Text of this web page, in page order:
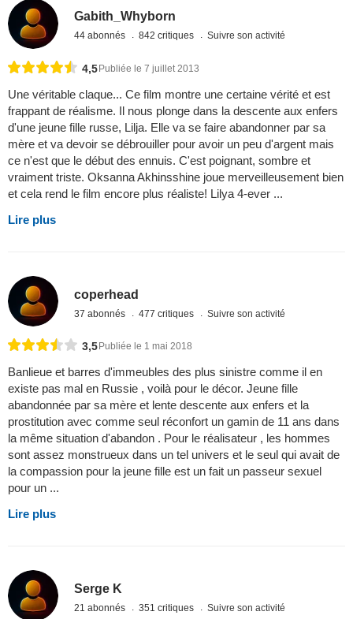
Gabith_Whyborn
44 abonnés 842 critiques Suivre son activité
4,5 Publiée le 7 juillet 2013
Une véritable claque... Ce film montre une certaine vérité et est
frappant de réalisme. Il nous plonge dans la descente aux enfers
d'une jeune fille russe, Lilja. Elle va se faire abandonner par sa
mère et va devoir se débrouiller pour avoir un peu d'argent mais
ce n'est que le début des ennuis. C'est poignant, sombre et
vraiment triste. Oksanna Akhinsshine joue merveilleusement bien
et cela rend le film encore plus réaliste! Lilya 4-ever ...
Lire plus
coperhead
37 abonnés 477 critiques Suivre son activité
3,5 Publiée le 1 mai 2018
Banlieue et barres d'immeubles des plus sinistre comme il en
existe pas mal en Russie , voilà pour le décor. Jeune fille
abandonnée par sa mère et lente descente aux enfers et la
prostitution avec comme seul réconfort un gamin de 11 ans dans
la même situation d'abandon . Pour le réalisateur , les hommes
sont assez monstrueux dans un tel univers et le seul qui avait de
la compassion pour la jeune fille est un fait un passeur sexuel
pour un ...
Lire plus
Serge K
21 abonnés 351 critiques Suivre son activité